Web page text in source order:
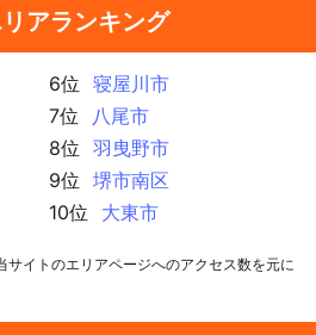
アランキング
6位
寝屋川市
7位
八尾市
8位
羽曳野市
9位
堺市南区
10位
大東市
イトのエリアページへのアクセス数を元に